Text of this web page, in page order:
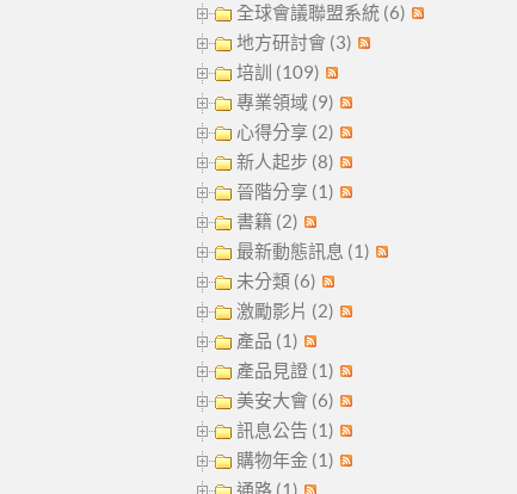
全球會議聯盟系統 (6)
地方研討會 (3)
培訓 (109)
專業領域 (9)
心得分享 (2)
新人起步 (8)
晉階分享 (1)
書籍 (2)
最新動態訊息 (1)
未分類 (6)
激勵影片 (2)
產品 (1)
產品見證 (1)
美安大會 (6)
訊息公告 (1)
購物年金 (1)
通路 (1)